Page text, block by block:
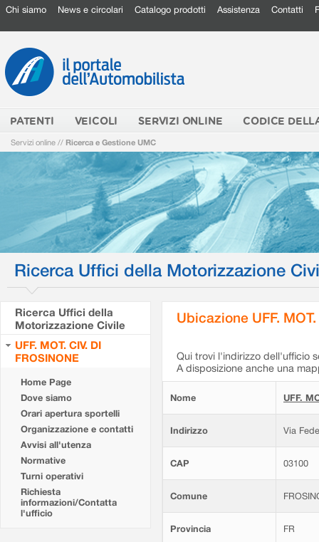
Chi siamo News e circolari Catalogo prodotti Assistenza Contatti
PATENTI VEICOLI SERVIZI ONLINE CODICE
Servizi online // Ricerca e Gestione UMC
Ricerca Uffici della Motorizzazione
Ricerca Uffici della
Motorizzazione Civile
UFF. MOT. CIV. DI
FROSINONE
Home Page
Dove siamo
Orari apertura sportelli
Organizzazione e contatti
Avvisi all'utenza
Normative
Turni operativi
Richiesta
informazioni/Contatta
l'ufficio
Ubicazione UFF.
Qui trovi l'indirizzo dell'ufficio
A disposizione anche una
Nome UFF.
Indirizzo Via
CAP 03100
Comune
Provincia FR